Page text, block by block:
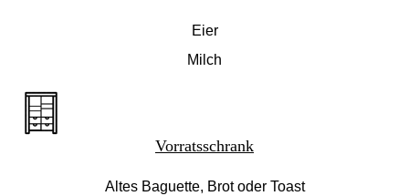
Eier
Milch
Vorratsschrank
Altes Baguette, Brot oder Toast